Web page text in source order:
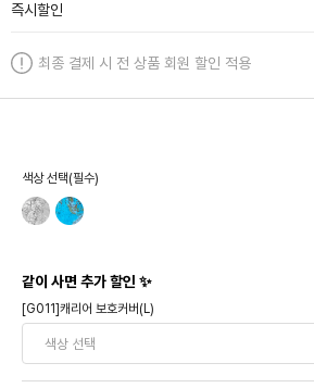
즉시할인
최종 결제 시 전 상품 회원 할인 적용
색상 선택(필수)
같이 사면 추가 할인 ✨
[G011]캐리어 보호커버(L)